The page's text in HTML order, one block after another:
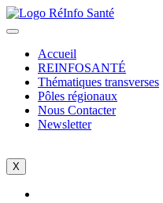
Accueil
REINFOSANTÉ
Thématiques transverses
Pôles régionaux
Nous Contacter
Newsletter
X